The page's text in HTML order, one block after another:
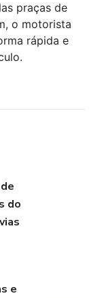
praças de
o motorista
rápida e
do
e